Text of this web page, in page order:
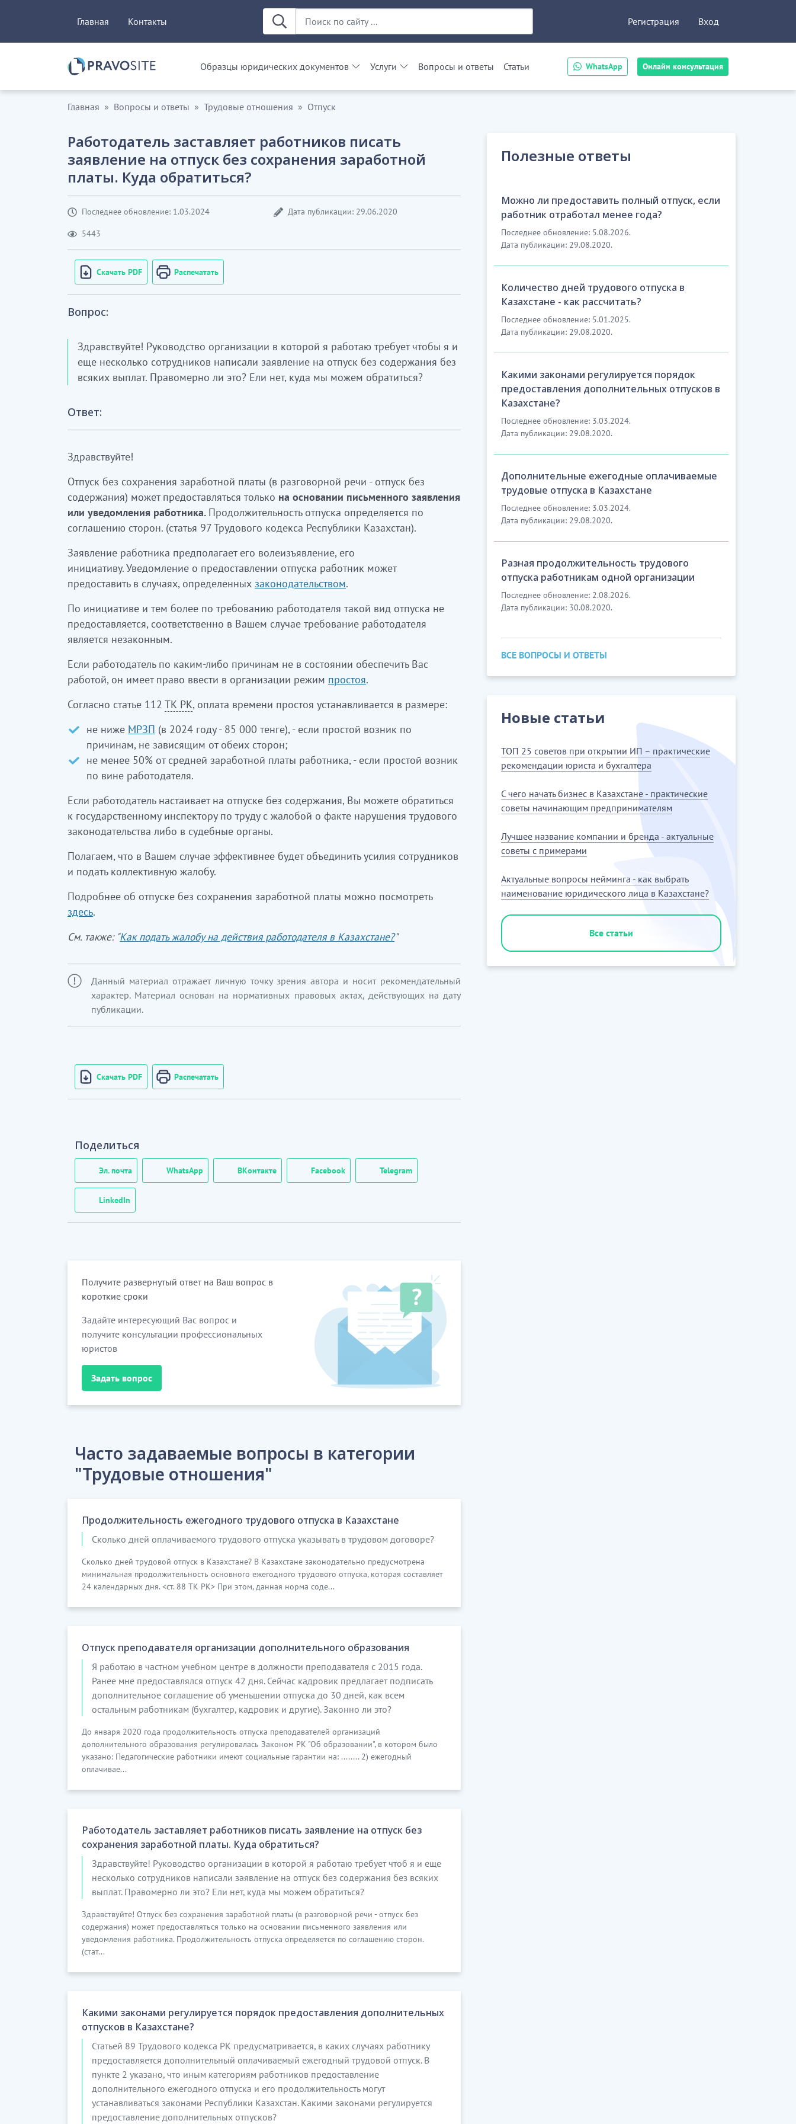
WhatsApp Онлайн консультация
Главная Контакты Регистрация Вход
Образцы юридических документов Услуги Вопросы и ответы Статьи
Главная Вопросы и ответы Трудовые отношения Отпуск
Работодатель заставляет работников писать
заявление на отпуск без сохранения заработной
платы. Куда обратиться?
Последнее обновление: 1.03.2024 Дата публикации: 29.06.2020
5443
Скачать PDF Распечатать
Вопрос:
Здравствуйте! Руководство организации в которой я работаю требует чтобы я и
еще несколько сотрудников написали заявление на отпуск без содержания без
всяких выплат. Правомерно ли это? Ели нет, куда мы можем обратиться?
Ответ:
Здравствуйте!
Отпуск без сохранения заработной платы (в разговорной речи - отпуск без
содержания) может предоставляться только на основании письменного заявления
или уведомления работника. Продолжительность отпуска определяется по
соглашению сторон. (статья 97 Трудового кодекса Республики Казахстан).
Заявление работника предполагает его волеизъявление, его
инициативу. Уведомление о предоставлении отпуска работник может
предоставить в случаях, определенных законодательством.
По инициативе и тем более по требованию работодателя такой вид отпуска не
предоставляется, соответственно в Вашем случае требование работодателя
является незаконным.
Если работодатель по каким-либо причинам не в состоянии обеспечить Вас
работой, он имеет право ввести в организации режим простоя.
Согласно статье 112 ТК РК, оплата времени простоя устанавливается в размере:
не ниже МРЗП (в 2024 году - 85 000 тенге), - если простой возник по
причинам, не зависящим от обеих сторон;
не менее 50% от средней заработной платы работника, - если простой возник
по вине работодателя.
Если работодатель настаивает на отпуске без содержания, Вы можете обратиться
к государственному инспектору по труду с жалобой о факте нарушения трудового
законодательства либо в судебные органы.
Полагаем, что в Вашем случае эффективнее будет объединить усилия сотрудников
и подать коллективную жалобу.
Подробнее об отпуске без сохранения заработной платы можно посмотреть
здесь.
См. также: "Как подать жалобу на действия работодателя в Казахстане?"
Данный материал отражает личную точку зрения автора и носит рекомендательный
характер. Материал основан на нормативных правовых актах, действующих на дату
публикации.
Скачать PDF Распечатать
Поделиться
Эл. почта WhatsApp ВКонтакте Facebook Telegram
LinkedIn
Получите развернутый ответ на Ваш вопрос в
короткие сроки
Задайте интересующий Вас вопрос и
получите консультации профессиональных
юристов
Задать вопрос
Часто задаваемые вопросы в категории
"Трудовые отношения"
Продолжительность ежегодного трудового отпуска в Казахстане
Сколько дней оплачиваемого трудового отпуска указывать в трудовом договоре?
Сколько дней трудовой отпуск в Казахстане? В Казахстане законодательно предусмотрена
минимальная продолжительность основного ежегодного трудового отпуска, которая составляет
24 календарных дня. <ст. 88 ТК РК> При этом, данная норма соде...
Отпуск преподавателя организации дополнительного образования
Я работаю в частном учебном центре в должности преподавателя с 2015 года.
Ранее мне предоставлялся отпуск 42 дня. Сейчас кадровик предлагает подписать
дополнительное соглашение об уменьшении отпуска до 30 дней, как всем
остальным работникам (бухгалтер, кадровик и другие). Законно ли это?
До января 2020 года продолжительность отпуска преподавателей организаций
дополнительного образования регулировалась Законом РК "Об образовании", в котором было
указано: Педагогические работники имеют социальные гарантии на: ........ 2) ежегодный
оплачивае...
Работодатель заставляет работников писать заявление на отпуск без
сохранения заработной платы. Куда обратиться?
Здравствуйте! Руководство организации в которой я работаю требует чтоб я и еще
несколько сотрудников написали заявление на отпуск без содержания без всяких
выплат. Правомерно ли это? Ели нет, куда мы можем обратиться?
Здравствуйте! Отпуск без сохранения заработной платы (в разговорной речи - отпуск без
содержания) может предоставляться только на основании письменного заявления или
уведомления работника. Продолжительность отпуска определяется по соглашению сторон.
(стат...
Какими законами регулируется порядок предоставления дополнительных
отпусков в Казахстане?
Статьей 89 Трудового кодекса РК предусматривается, в каких случаях работнику
предоставляется дополнительный оплачиваемый ежегодный трудовой отпуск. В
пункте 2 указано, что иным категориям работников предоставление
дополнительного ежегодного отпуска и его продолжительность могут
устанавливаться законами Республики Казахстан. Какими законами регулируется
предоставление дополнительных отпусков?
Полезные ответы
Можно ли предоставить полный отпуск, если
работник отработал менее года?
Последнее обновление: 5.08.2026.
Дата публикации: 29.08.2020.
Количество дней трудового отпуска в
Казахстане - как рассчитать?
Последнее обновление: 5.01.2025.
Дата публикации: 29.08.2020.
Какими законами регулируется порядок
предоставления дополнительных отпусков в
Казахстане?
Последнее обновление: 3.03.2024.
Дата публикации: 29.08.2020.
Дополнительные ежегодные оплачиваемые
трудовые отпуска в Казахстане
Последнее обновление: 3.03.2024.
Дата публикации: 29.08.2020.
Разная продолжительность трудового
отпуска работникам одной организации
Последнее обновление: 2.08.2026.
Дата публикации: 30.08.2020.
ВСЕ ВОПРОСЫ И ОТВЕТЫ
Новые статьи
ТОП 25 советов при открытии ИП – практические
рекомендации юриста и бухгалтера
С чего начать бизнес в Казахстане - практические
советы начинающим предпринимателям
Лучшее название компании и бренда - актуальные
советы с примерами
Актуальные вопросы нейминга - как выбрать
наименование юридического лица в Казахстане?
Все статьи